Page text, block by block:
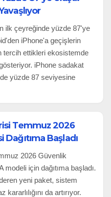
ilk çeyreğinde yüzde 87'ye
iPhone'a geçişlerin
tercih ettikleri ekosistemde
iPhone sadakat
yüzde 87 seviyesine
Temmuz 2026
Başladı
2026 Güvenlik
için dağıtıma başladı.
yeni paket, sistem
da artırıyor.